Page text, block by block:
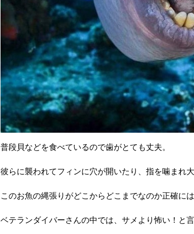
普段貝などを食べているので歯がとても丈夫。
彼らに襲われてフィンに穴が開いたり、指を噛まれ
このお魚の縄張りがどこからどこまでなのか正確に
ベテランダイバーさんの中では、サメより怖い！と